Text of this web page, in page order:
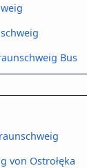
Bus
von Ostrołęka